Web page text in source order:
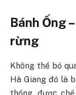
Bánh Ống
rừng
Không thể bỏ
Hà Giang đó là